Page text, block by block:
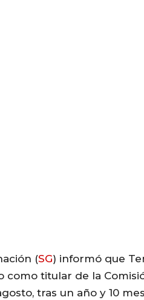
(SG) informó que
como titular de la
tras un año y 10